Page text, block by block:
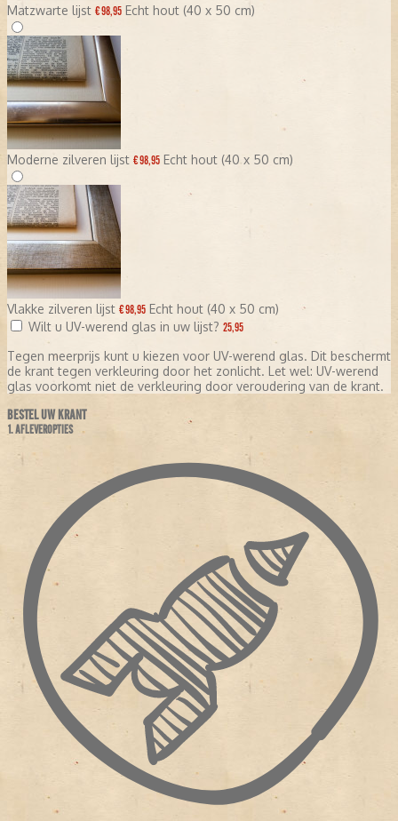
Matzwarte lijst € 98,95 Echt hout (40 x 50 cm)
Moderne zilveren lijst € 98,95 Echt hout (40 x 50 cm)
Vlakke zilveren lijst € 98,95 Echt hout (40 x 50 cm)
Wilt u UV-werend glas in uw lijst? 25,95
Tegen meerprijs kunt u kiezen voor UV-werend glas. Dit beschermt
de krant tegen verkleuring door het zonlicht. Let wel: UV-werend
glas voorkomt niet de verkleuring door veroudering van de krant.
BESTEL UW KRANT
1. AFLEVEROPTIES